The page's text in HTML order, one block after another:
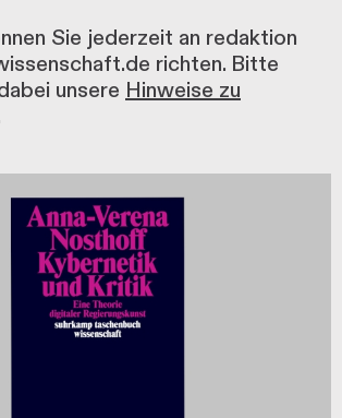
Sie jederzeit an redaktion
richten. Bitte
unsere Hinweise zu